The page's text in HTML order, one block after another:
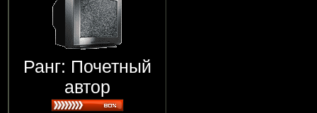
Ранг: Почетный
автор